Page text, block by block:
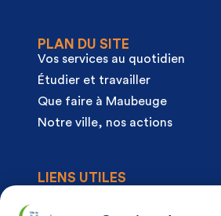
PLAN DU SITE
Vos services au quotidien
Étudier et travailler
Que faire à Maubeuge
Notre ville, nos actions
LIENS UTILES
Actualités